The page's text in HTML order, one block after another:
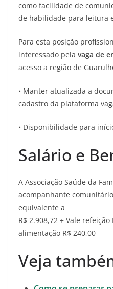
como facilidade de
de habilidade para leitura
Para esta posição
interessado pela vaga de
acesso a região de
• Manter atualizada a
cadastro da plataforma
• Disponibilidade para
Salário e
A Associação Saúde da
acompanhante
equivalente a
R$ 2.908,72 + Vale refeição
alimentação R$ 240,00
Veja